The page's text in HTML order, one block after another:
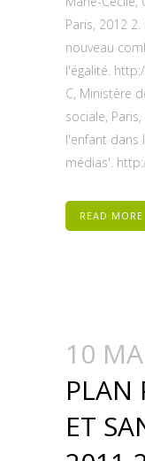
Paris, 2012
nouveau
l'égalité.
C, Ministère
sociale,
l'enfant dans
médias'.
READ MORE
10
PLAN
ET